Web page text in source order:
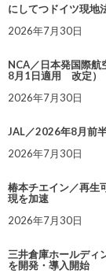
にしてつドイツ現地
2026年7月30日
NCA／日本発国際
8月1日適用 改定）
2026年7月30日
JAL／2026年8月前
2026年7月30日
椿本チエイン／再生
現を加速
2026年7月30日
三井倉庫ホールディ
を開発・導入開始